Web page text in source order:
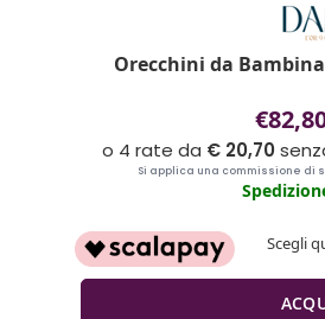
Orecchini da
Scegli